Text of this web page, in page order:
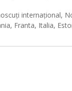
internațional,
Franta, Italia,